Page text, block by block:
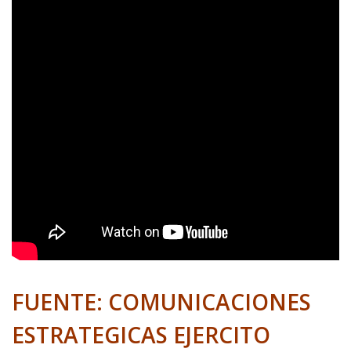
FUENTE: COMUNICACIONES
ESTRATEGICAS EJERCITO